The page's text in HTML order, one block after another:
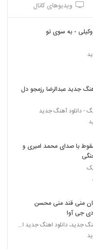
ویدیوهای کانال
- به سوی تو
جدید عبدالرضا رزمجو دل
- دانلود آهنگ جدید
با صدای محمد امیری و
منی قند منی محسن
جی آوا
دانلود آهنگ جدید، دانلود اهنگ جدید ایرانی